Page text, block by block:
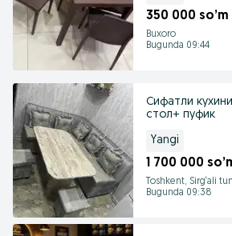
350 000 so’m
Buxoro
Bugunda 09:44
Сифатли
стол+ пуфик
Yangi
1 700 000
Toshkent, Sirg‘ali
Bugunda 09:38